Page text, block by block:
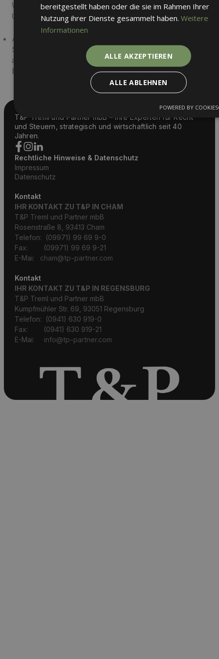
Wiedergaben der abgesandten Handels- oder
Geschäftsbriefe.
Auf Grundlage von § 147 Abs. 1 Nr. 5 AO ist der
Steuerpflichtige verpflichtet „sonstige Unterlagen"
aufzubewahren, soweit diese für die Besteuerung von
Bedeutung sind.
T&P Treml und Partner mbB – Ihre Experten für Recht
und Steuern, strategisch und wirtschaftlich seit 40
Jahren.
Rechtliche Hinweise & Datenschutz
Impressum
Datenschutz
Kontakt
IHR KONTAKT ZU T&P IN CHAM
T&P Treml und Partner mbB
Rosenstraße 8, 93413 Cham
Telefon: (09971) 99 69 9-0
Fax: (09971) 99 69 9-21
E-Mai: cham@tp-partner.com
Kontakt
IHR KONTAKT ZU T&P IN REGENSBURG
T&P Treml und Partner mbB
Kumpfmühler Str. 69, 93051 Regensburg
Telefon: (0941) 630 919-0
Fax: (0941) 630 919-21
E-Mai: info@tp-partner.com
bereitgestellt haben oder die sie im Rahmen Ihrer
Nutzung ihrer Dienste gesammelt haben. Weitere
Informationen
ALLE AKZEPTIEREN
ALLE ABLEHNEN
POWERED BY